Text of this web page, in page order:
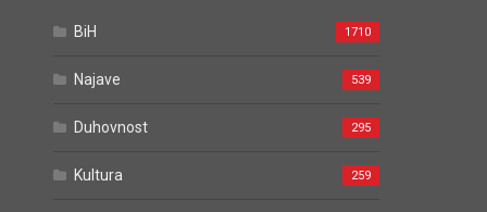
BiH 1710
Najave 539
Duhovnost 295
Kultura 259